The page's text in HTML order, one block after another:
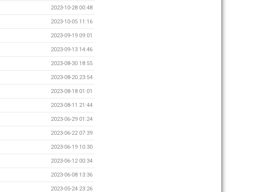
2023-10-28 00:48
2023-10-05 11:16
2023-09-19 09:01
2023-09-13 14:46
2023-08-30 18:55
2023-08-20 23:54
2023-08-18 01:01
2023-08-11 21:44
2023-06-29 01:24
2023-06-22 07:39
2023-06-19 10:30
2023-06-12 00:34
2023-06-08 13:36
2023-05-24 23:26